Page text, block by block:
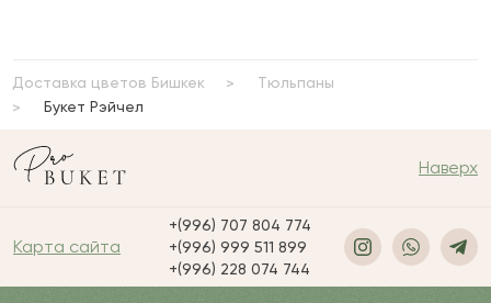
Доставка цветов Бишкек
Тюльпаны
Букет Рэйчел
Наверх
Карта сайта
+(996) 707 804 774
+(996) 999 511 899
+(996) 228 074 744